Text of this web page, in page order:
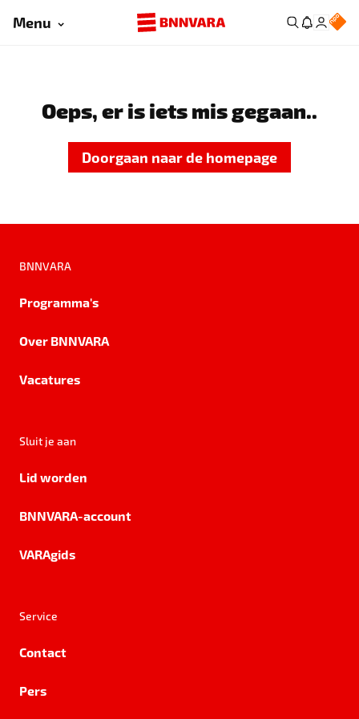
Menu
Oeps, er is iets mis gegaan..
Doorgaan naar de homepage
BNNVARA
Programma's
Over BNNVARA
Vacatures
Sluit je aan
Lid worden
BNNVARA-account
VARAgids
Service
Contact
Pers